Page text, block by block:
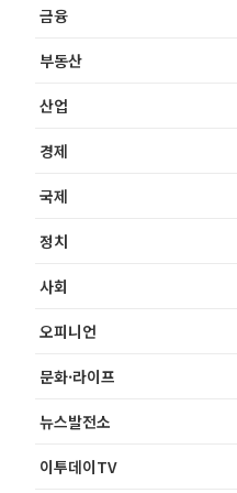
금융
부동산
산업
경제
국제
정치
사회
오피니언
문화·라이프
뉴스발전소
이투데이TV